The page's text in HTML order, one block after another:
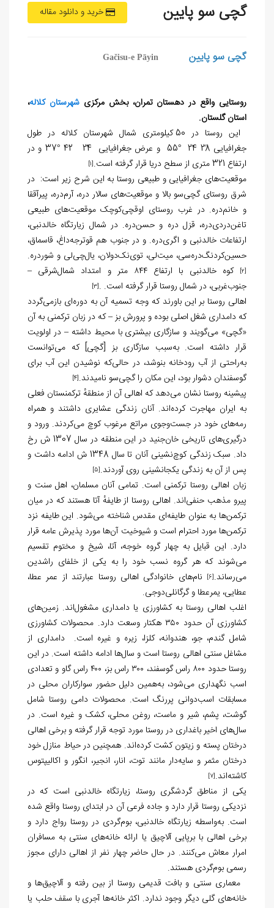
خرید و دانلود مقاله گچی‌ سو پایین
گچی‌ سو پایین Gačisu-e Pāyin
روستایی واقع در دهستان تمران، بخش مرکزیشهرستان کلاله،
استان گلستان.
این روستا در 50 کیلومتری شمال شهرستان کلاله در طول
جغرافیایی 28ً 24َ °55 و عرض جغرافیایی 24ً 42َ °37 و در
ارتفاع 321 متری از سطح دریا قرار گرفته است.
[1]
موقعیت‌های جغرافیایی و طبیعی روستا به این شرح زیر است: در
شرق روستای گچی‌سو بالا و موقعیت‌های سالار دره، آرم‌دره، پیرآققا
و خانم‌دره. در غرب روستای اوقچی‌کوچک موقعیت‌های طبیعی
تاغن‌دردی‌دره، قزل دره و حسن‌دره. در شمال زیارتگاه خالدنبی،
ارتفاعات خالدنبی و اگری‌دره. و در جنوب هم قوترجه‌داغ، قاسماق،
حسین‌کردنگ‌دره‌سی، میت‌لی، توی‌نک‌دولان، یال‌چی‌لی و شوردره.
[2]
کوه خالدنبی با ارتفاع ۸۴۴ متر و امتداد شمال‌شرقی –
جنوب‌غربی، در شمال روستا قرار گرفته است. .[3]
اهالی روستا بر این باورند که وجه تسمیه آن به دوره‌ای بازمی‌گردد
که دامداری شغل اصلی بوده و پرورش بز – که در زبان ترکمنی به آن
«گچی» می‌گویند و سازگاری بیشتری با محیط داشته – در اولویت
قرار داشته است. به‌سبب سازگاری بز [گچی] که می‌توانست
به‌راحتی از آب رودخانه بنوشد، در حالی‌که نوشیدن این آب برای
گوسفندان دشوار بود، این مکان را گچی‌سو نامیدند.[4]
پیشینه روستا نشان می‌دهد که اهالی آن از منطقهٔ ترکمنستان فعلی
به ایران مهاجرت کرده‌اند. آنان زندگی عشایری داشتند و همراه
رمه‌های خود در جست‌وجوی مراتع مرغوب کوچ می‌کردند. ورود و
درگیری‌های تاریخی خان‌جنید در این منطقه در سال 1307 ش رخ
داد. سبک زندگی کوچ‌نشینی آنان تا سال 1348 ش ادامه داشت و
پس از آن به زندگی یکجانشینی روی آوردند.[5]
زبان اهالی روستا ترکمنی است. تمامی آنان مسلمان، اهل سنت و
پیرو مذهب حنفی‌اند. اهالی روستا از طایفهٔ آتا هستند که در میان
ترکمن‌ها به عنوان طایفه‌ای مقدس شناخته می‌شود. این طایفه نزد
ترکمن‌ها مورد احترام است و شیوخیت آن‌ها مورد پذیرش عامه قرار
دارد. این قبایل به چهار گروه خوجه، آتا، شیخ و مختوم تقسیم
می‌شوند که هر گروه نسب خود را به یکی از خلفای راشدین
می‌رساند.[6]
نام‌های خانوادگی اهالی روستا عبارتند از عمر عطا،
عطایی، یمرعطا و گرگانلی‌دوجی.
اغلب اهالی روستا به کشاورزی یا دامداری مشغول‌اند. زمین‌های
کشاورزی آن حدود ۳۵۰ هکتار وسعت دارد. محصولات کشاورزی
شامل گندم، جو، هندوانه، کلزا، زیره و غیره است. دامداری از
مشاغل سنتی اهالی روستا است و سال‌ها ادامه داشته است. در این
روستا حدود ۸۰۰ راس گوسفند، ۳۰۰ راس بز، ۴۰۰ راس گاو و تعدادی
اسب نگهداری می‌شود، به‌همین دلیل حضور سوارکاران محلی در
مسابقات اسب‌دوانی پررنگ است. محصولات دامی روستا شامل
گوشت، پشم، شیر و ماست، روغن محلی، کشک و غیره است. در
سال‌های اخیر باغداری در روستا مورد توجه قرار گرفته و برخی اهالی
درختان پسته و زیتون کشت کرده‌اند. همچنین در حیاط منازل خود
درختان مثمر و سایه‌دار مانند توت، انار، انجیر، انگور و اکالیپتوس
کاشته‌اند.[7]
یکی از مناطق گردشگری روستا، زیارتگاه خالدنبی است که در
نزدیکی روستا قرار دارد و جاده فرعی آن در ابتدای روستا واقع شده
است. به‌واسطه زیارتگاه خالدنبی، بوم‌گردی در روستا رواج دارد و
برخی اهالی با برپایی آلاچیق یا ارائه خانه‌های سنتی به مسافران
امرار معاش می‌کنند. در حال حاضر چهار نفر از اهالی دارای مجوز
رسمی بوم‌گردی هستند.
معماری سنتی و بافت قدیمی روستا از بین رفته و آلاچیق‌ها و
خانه‌های گلی دیگر وجود ندارد. اکثر خانه‌ها آجری با سقف حلب یا